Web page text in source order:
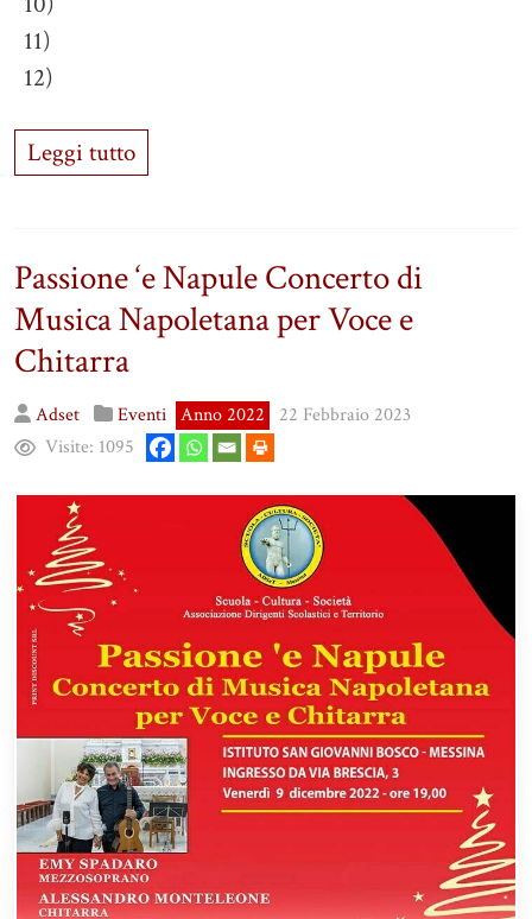
11)
12)
Leggi tutto
Passione ‘e Napule Concerto di
Musica Napoletana per Voce e
Chitarra
Adset Eventi Anno 2022
22 Febbraio 2023
Visite: 1095